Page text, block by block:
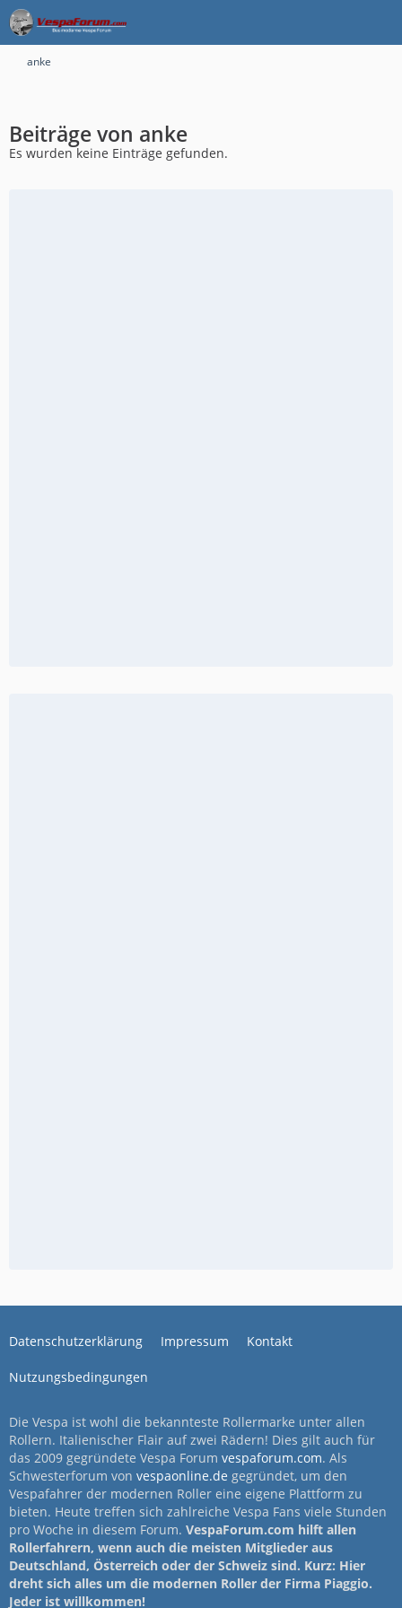
anke
Beiträge von anke
Es wurden keine Einträge gefunden.
Datenschutzerklärung Impressum Kontakt
Nutzungsbedingungen
Die Vespa ist wohl die bekannteste Rollermarke unter allen
Rollern. Italienischer Flair auf zwei Rädern! Dies gilt auch für
das 2009 gegründete Vespa Forum vespaforum.com. Als
Schwesterforum von vespaonline.de gegründet, um den
Vespafahrer der modernen Roller eine eigene Plattform zu
bieten. Heute treffen sich zahlreiche Vespa Fans viele Stunden
pro Woche in diesem Forum. VespaForum.com hilft allen
Rollerfahrern, wenn auch die meisten Mitglieder aus
Deutschland, Österreich oder der Schweiz sind. Kurz: Hier
dreht sich alles um die modernen Roller der Firma Piaggio.
Jeder ist willkommen!